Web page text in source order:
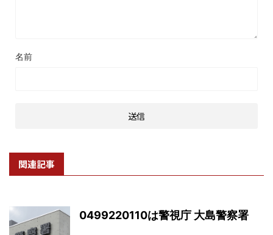
名前
関連記事
0499220110は警視庁 大島警察署